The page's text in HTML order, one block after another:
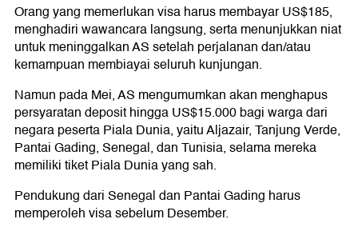
Orang yang memerlukan visa harus membayar US$185,
menghadiri wawancara langsung, serta menunjukkan niat
untuk meninggalkan AS setelah perjalanan dan/atau
kemampuan membiayai seluruh kunjungan.
Namun pada Mei, AS mengumumkan akan menghapus
persyaratan deposit hingga US$15.000 bagi warga dari
negara peserta Piala Dunia, yaitu Aljazair, Tanjung Verde,
Pantai Gading, Senegal, dan Tunisia, selama mereka
memiliki tiket Piala Dunia yang sah.
Pendukung dari Senegal dan Pantai Gading harus
memperoleh visa sebelum Desember.